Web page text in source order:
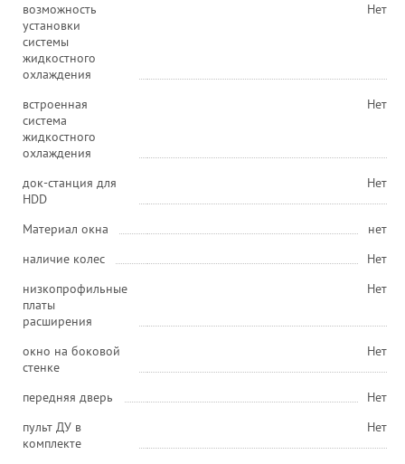
возможность
установки
системы
жидкостного
охлаждения
Нет
встроенная
система
жидкостного
охлаждения
Нет
док-станция для
HDD
Нет
Материал окна
нет
наличие колес
Нет
низкопрофильные
платы
расширения
Нет
окно на боковой
стенке
Нет
передняя дверь
Нет
пульт ДУ в
комплекте
Нет